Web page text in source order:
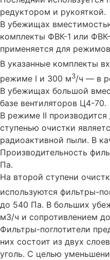
редуктором и рукояткой.
В убежищах
комплекты ФВК-1 или
применяется для
В указанные комплекты
режиме I и 300 м3/ч — в
В убежищах большой
базе вентиляторов Ц4-70.
В режиме II производится
ступенью очистки
радиоактивной пыли. В
Производительность
Па.
На второй ступени
используются фильтры-
до 540 Па. В больших
м3/ч и сопротивлением
Фильтры-поглотители
них состоит из двух
уголь. С целью